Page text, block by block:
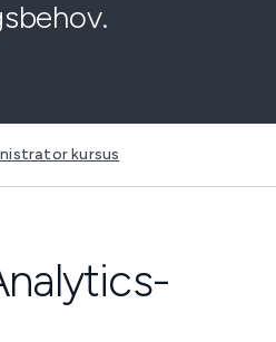
kursus